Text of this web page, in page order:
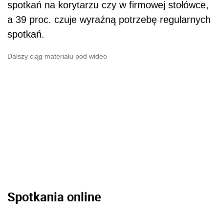
Spotkania online
poświęcany na cotygodniowe spotkania
przez użytkowników aplikacji Teams wzrósł